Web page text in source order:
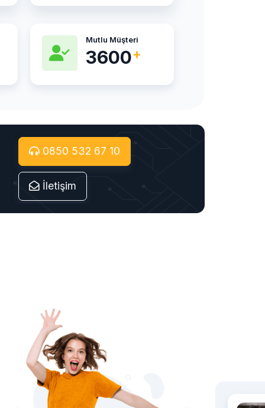
Mutlu Müşteri
5600
0850 532 67 10
İletişim